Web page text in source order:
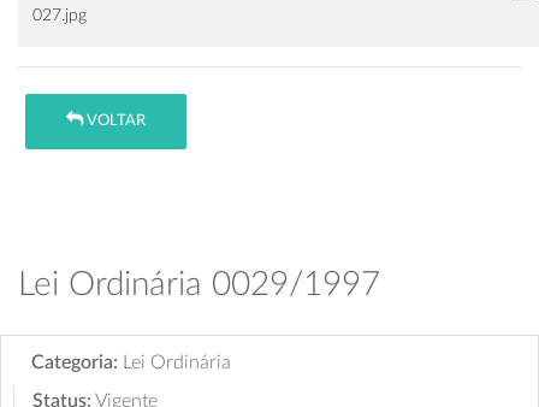
027.jpg
VOLTAR
Lei Ordinária 0029/1997
Categoria:
Lei Ordinária
Status: Vigente